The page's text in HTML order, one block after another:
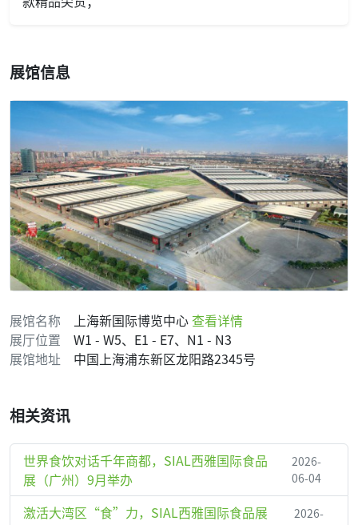
展馆信息
展馆名称 上海新国际博览中心查看详情
展厅位置
W1 - W5、E1 - E7、N1 - N3
展馆地址
中国上海浦东新区龙阳路2345号
相关资讯
世界食饮对话千年商都，SIAL西雅国际食品
展（广州）9月举办
2026-
06-04
激活大湾区“食”力，SIAL西雅国际食品展
2026-